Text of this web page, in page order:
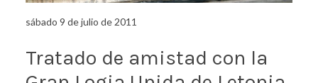
sábado 9 de julio de 2011
Tratado de amistad con la